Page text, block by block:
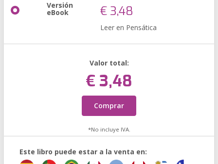
Versión
eBook € 3,48
Leer en Pensática
Valor total:
€ 3,48
Comprar
*No incluye IVA.
Este libro puede estar a la venta en: